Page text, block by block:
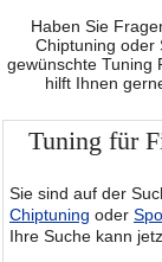
Haben Sie
Chiptuning oder
gewünschte Tuning
hilft Ihnen
Tuning für
Sie sind auf der
Chiptuning oder
Ihre Suche kann